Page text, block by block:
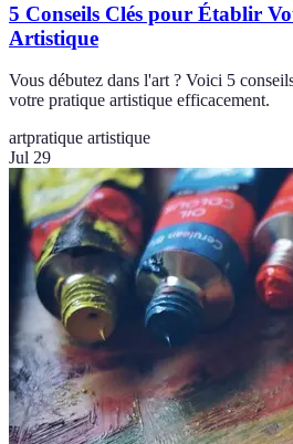
5 Conseils Clés pour Établir
Artistique
Vous débutez dans l'art ? Voici 5
votre pratique artistique efficacement.
artpratique artistique
Jul 29